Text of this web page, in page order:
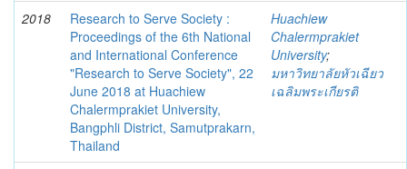
2018
Research to Serve Society :
Proceedings of the 6th National
and International Conference
"Research to Serve Society", 22
June 2018 at Huachiew
Chalermprakiet University,
Bangphli District, Samutprakarn,
Thailand
Huachiew
Chalermprakiet
University;
มหาวิทยาลัยหัวเฉียว
เฉลิมพระเกียรติ